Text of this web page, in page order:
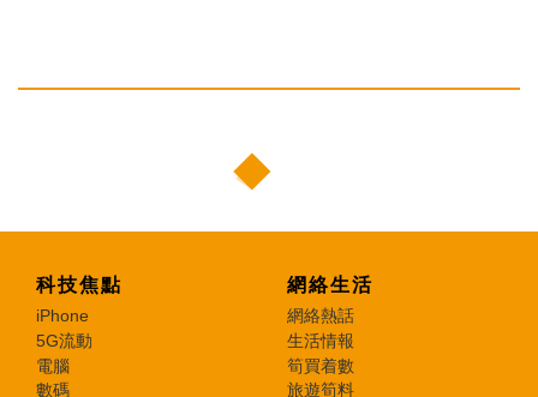
科技焦點
iPhone
5G流動
電腦
數碼
網絡生活
網絡熱話
生活情報
筍買着數
旅遊筍料